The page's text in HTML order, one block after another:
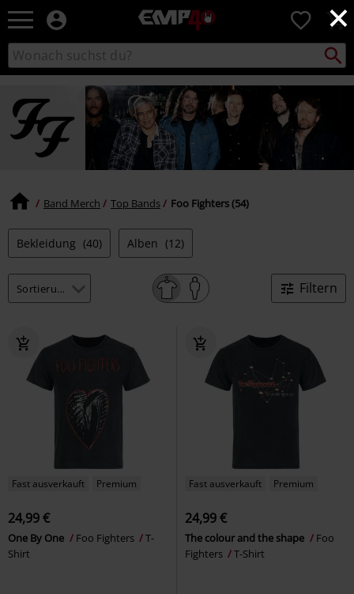
×
Rabatte & exklusive News -
direkt in deinem
Posteingang
15%
RABATT
Jetzt anmelden!
EMP
Merchandise
-
Shop
für
Rock
&
Entertainment
0
Katalog
durchsuchen
suchen
Band Merch Top Bands Foo Fighters (54)
Bekleidung (40) Alben (12)
Filtern
Fast ausverkauft Premium
24,99 €
One By One Foo Fighters
T-
Shirt
Fast ausverkauft Premium
24,99 €
The colour and the shape
Foo
Fighters
T-Shirt